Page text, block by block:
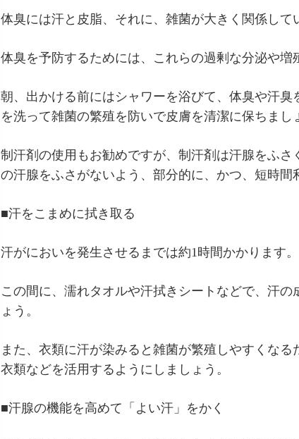
体臭には汗と皮脂、それに、雑菌が大きく関係して
体臭を予防するためには、これらの過剰な分泌や増
朝、出かける前にはシャワーを浴びて、体臭や汗
を洗って雑菌の繁殖を防いで皮膚を清潔に保ちまし
制汗剤の使用もお勧めですが、制汗剤は汗腺をふさ
の汗腺をふさがないよう、部分的に、かつ、短時間
■汗をこまめに拭き取る
汗がにおいを発生させるまでは約1時間かかります。
この間に、濡れタオルや汗拭きシートなどで、汗
ょう。
また、衣類に汗が染みると雑菌が繁殖しやすくな
衣類などを活用するようにしましょう。
■汗腺の機能を高めて「よい汗」をかく